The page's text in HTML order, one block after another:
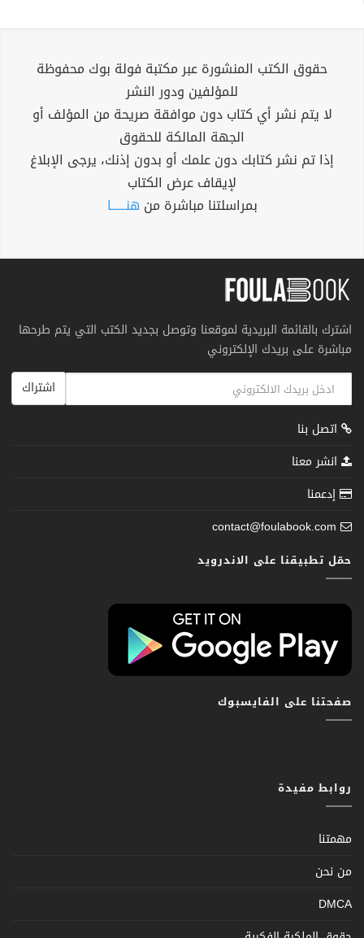
حقوق الكتب المنشورة عبر مكتبة فولة بوك محفوظة
للمؤلفين ودور النشر
لا يتم نشر أي كتاب دون موافقة صريحة من المؤلف أو
الجهة المالكة للحقوق
إذا تم نشر كتابك دون علمك أو بدون إذنك، يرجى الإبلاغ
لإيقاف عرض الكتاب
بمراسلتنا مباشرة من هنــــــا
اشترك بالقائمة البريدية لموقعنا وتوصل بجديد الكتب التي يتم طرحها
مباشرة على بريدك الإلكتروني
اشتراك
اتصل بنا
انشر معنا
إدعمنا
contact@foulabook.com
حمّل تطبيقنا على الاندرويد
صفحتنا على الفايسبوك
روابط مفيدة
مهمتنا
من نحن
DMCA